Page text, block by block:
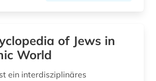
of Jews in
World
ein interdisziplinäres